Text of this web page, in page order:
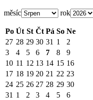
měsíc rok
Po Út St Čt Pá So Ne
27 28 29 30 31 1
2
3
4 5 6 7 8
9
10 11 12 13 14 15 16
17 18 19 20 21 22 23
24 25 26 27 28 29 30
31 1 2 3 4 5 6